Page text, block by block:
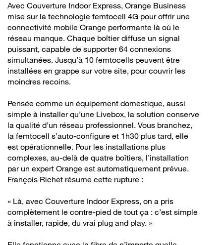
Avec Couverture Indoor Express, Orange Business
mise sur la technologie femtocell 4G pour offrir une
connectivité mobile Orange performante là où le
réseau manque. Chaque boîtier diffuse un signal
puissant, capable de supporter 64 connexions
simultanées. Jusqu’à 10 femtocells peuvent être
installées en grappe sur votre site, pour couvrir les
moindres recoins.
Pensée comme un équipement domestique, aussi
simple à installer qu’une Livebox, la solution conserve
la qualité d’un réseau professionnel. Vous branchez,
la femtocell s’auto-configure et 1h30 plus tard, elle
est opérationnelle. Pour les installations plus
complexes, au-delà de quatre boîtiers, l’installation
par un expert Orange est automatiquement prévue.
François Richet résume cette rupture :
« Là, avec Couverture Indoor Express, on a pris
complètement le contre-pied de tout ça : c’est simple
à installer, rapide, du vrai plug and play. »